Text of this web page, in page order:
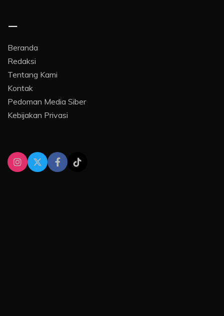
–
Beranda
Redaksi
Tentang Kami
Kontak
Pedoman Media Siber
Kebijakan Privasi